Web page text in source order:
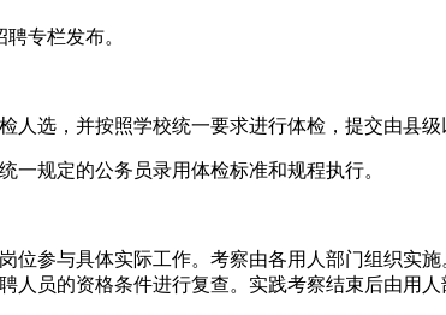
专栏发布。
选，并按照学校统一要求进行体检，提交由县
规定的公务员录用体检标准和规程执行。
参与具体实际工作。考察由各用人部门组织实
员的资格条件进行复查。实践考察结束后由用